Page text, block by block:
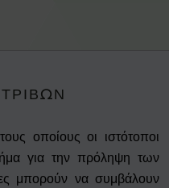
οποίους οι ιστότοποι
για την πρόληψη των
μπορούν να συμβάλουν